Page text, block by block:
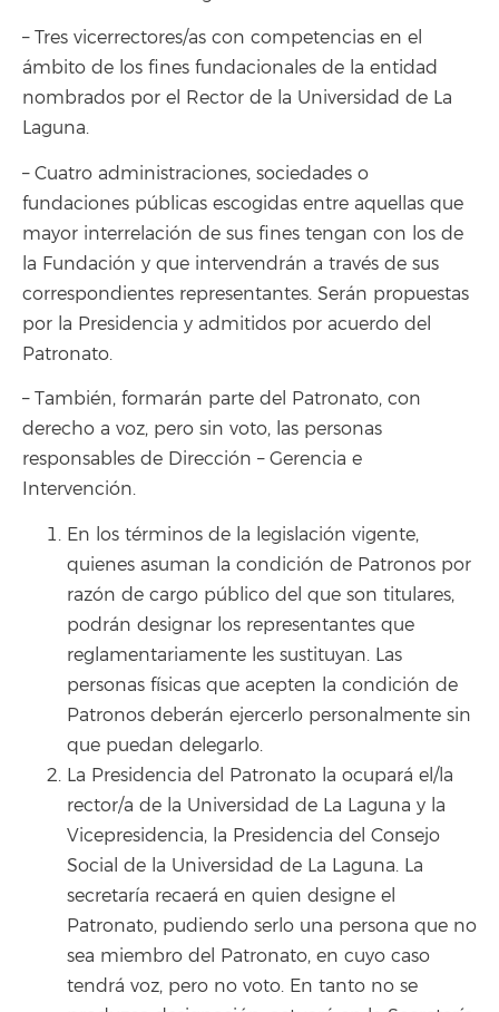
– Tres vicerrectores/as con competencias en el
ámbito de los fines fundacionales de la entidad
nombrados por el Rector de la Universidad de La
Laguna.
– Cuatro administraciones, sociedades o
fundaciones públicas escogidas entre aquellas que
mayor interrelación de sus fines tengan con los de
la Fundación y que intervendrán a través de sus
correspondientes representantes. Serán propuestas
por la Presidencia y admitidos por acuerdo del
Patronato.
– También, formarán parte del Patronato, con
derecho a voz, pero sin voto, las personas
responsables de Dirección – Gerencia e
Intervención.
En los términos de la legislación vigente,
quienes asuman la condición de Patronos por
razón de cargo público del que son titulares,
podrán designar los representantes que
reglamentariamente les sustituyan. Las
personas físicas que acepten la condición de
Patronos deberán ejercerlo personalmente sin
que puedan delegarlo.
La Presidencia del Patronato la ocupará el/la
rector/a de la Universidad de La Laguna y la
Vicepresidencia, la Presidencia del Consejo
Social de la Universidad de La Laguna. La
secretaría recaerá en quien designe el
Patronato, pudiendo serlo una persona que no
sea miembro del Patronato, en cuyo caso
tendrá voz, pero no voto. En tanto no se